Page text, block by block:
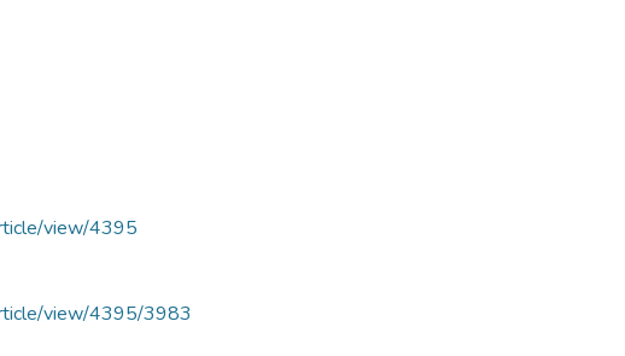
view/4395
view/4395/3983